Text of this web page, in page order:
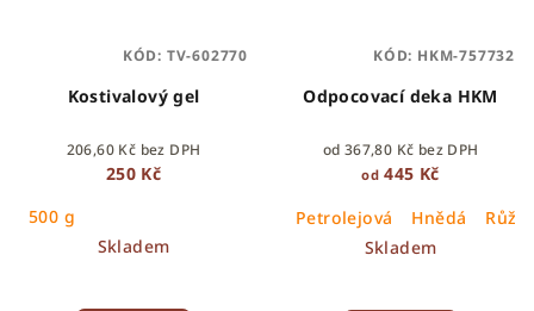
Kostivalový gel
206,60 Kč bez DPH
250 Kč
500 g
Skladem
KÓD: TV-602770
Odpocovací deka HKM
od 367,80 Kč bez DPH
od 445 Kč
Petrolejová
Hnědá
Skladem
KÓD: HKM-757732